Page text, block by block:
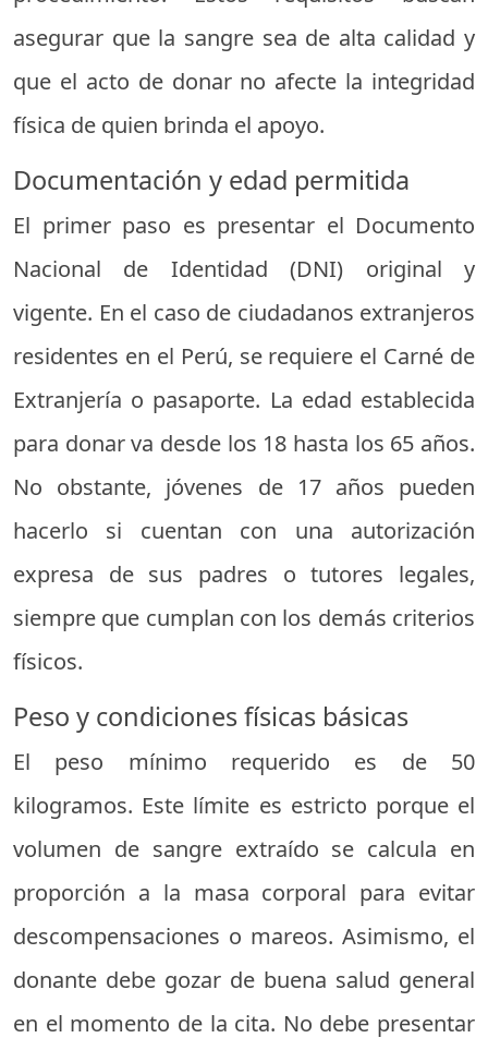
asegurar que la sangre sea de alta calidad y
que el acto de donar no afecte la integridad
física de quien brinda el apoyo.
Documentación y edad permitida
El primer paso es presentar el Documento
Nacional de Identidad (DNI) original y
vigente. En el caso de ciudadanos extranjeros
residentes en el Perú, se requiere el Carné de
Extranjería o pasaporte. La edad establecida
para donar va desde los 18 hasta los 65 años.
No obstante, jóvenes de 17 años pueden
hacerlo si cuentan con una autorización
expresa de sus padres o tutores legales,
siempre que cumplan con los demás criterios
físicos.
Peso y condiciones físicas básicas
El peso mínimo requerido es de 50
kilogramos. Este límite es estricto porque el
volumen de sangre extraído se calcula en
proporción a la masa corporal para evitar
descompensaciones o mareos. Asimismo, el
donante debe gozar de buena salud general
en el momento de la cita. No debe presentar